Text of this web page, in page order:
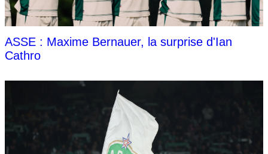
ASSE : Maxime Bernauer, la surprise d'Ian
Cathro